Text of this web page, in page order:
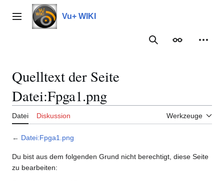
Inhalt
springenHauptmenü Vu+ WIKI
Suche
Quelltext der Seite
Datei:Fpga1.png
Datei Diskussion Werkzeuge
← Datei:Fpga1.png
Du bist aus dem folgenden Grund nicht berechtigt, diese Seite
zu bearbeiten: